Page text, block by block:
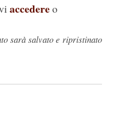
accedereo
sarà salvato e ripristinato